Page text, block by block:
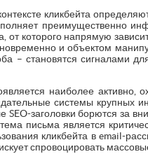
кликбейта
преимущественно
от которого напрямую
и объектом
– становятся сигналами
наиболее
системы крупных
заголовки борются за
письма является
кликбейта в email-
спровоцировать